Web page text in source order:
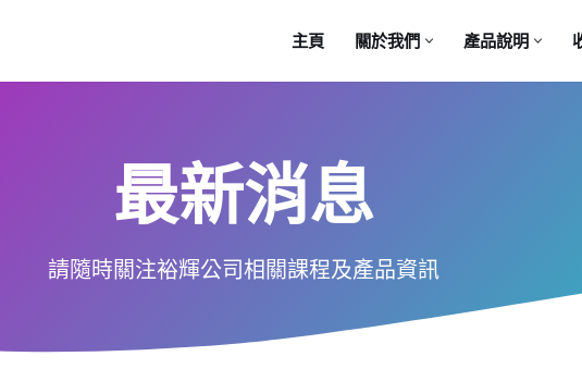
主頁 關於我們 產品說明
最新消息
請隨時關注裕輝公司相關課程及產品資訊